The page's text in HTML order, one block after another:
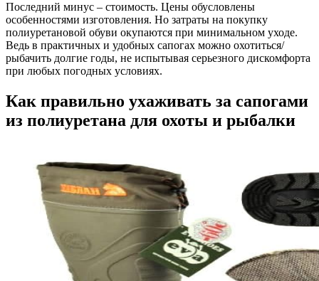
Последний минус – стоимость. Цены обусловлены
особенностями изготовления. Но затраты на покупку
полиуретановой обуви окупаются при минимальном уходе.
Ведь в практичных и удобных сапогах можно охотиться/
рыбачить долгие годы, не испытывая серьезного дискомфорта
при любых погодных условиях.
Как правильно ухаживать за сапогами
из полиуретана для охоты и рыбалки